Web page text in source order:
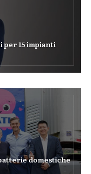
per 15 impianti
domestiche